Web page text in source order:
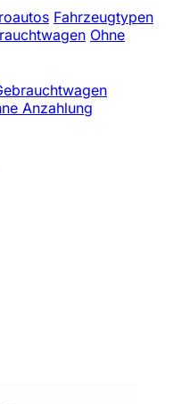
Fahrzeugtypen
Ohne
Anzahlung